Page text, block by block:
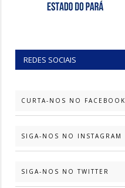
REDES SOCIAIS
CURTA-NOS NO FACEBOOK
SIGA-NOS NO INSTAGRAM
SIGA-NOS NO TWITTER